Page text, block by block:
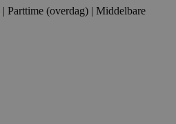
| Parttime (overdag) | Middelbare